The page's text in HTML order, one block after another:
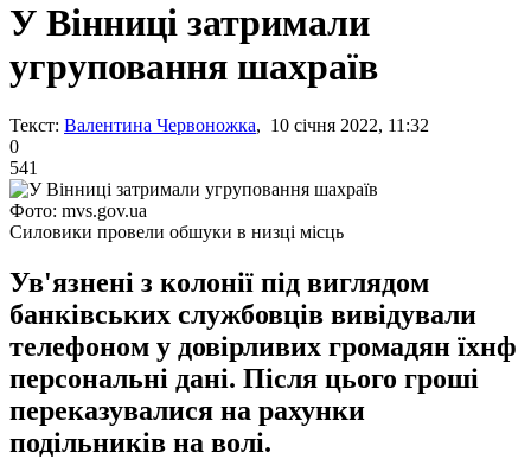
У Вінниці затримали
угруповання шахраїв
Текст: Валентина Червоножка, 10 січня 2022, 11:32
0
541
Фото: mvs.gov.ua
Силовики провели обшуки в низці місць
Ув'язнені з колонії під виглядом
банківських службовців вивідували
телефоном у довірливих громадян їхнф
персональні дані. Після цього гроші
переказувалися на рахунки
подільників на волі.